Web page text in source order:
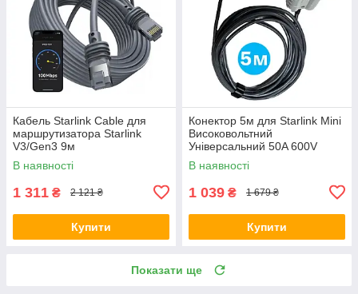
Кабель Starlink Cable для
маршрутизатора Starlink
V3/Gen3 9м
В наявності
1 311 ₴ 2 121 ₴
Купити
Конектор 5м для Starlink Mini
Високовольтний
Універсальний 50A 600V
Чорний
В наявності
1 039 ₴ 1 679 ₴
Купити
Показати ще